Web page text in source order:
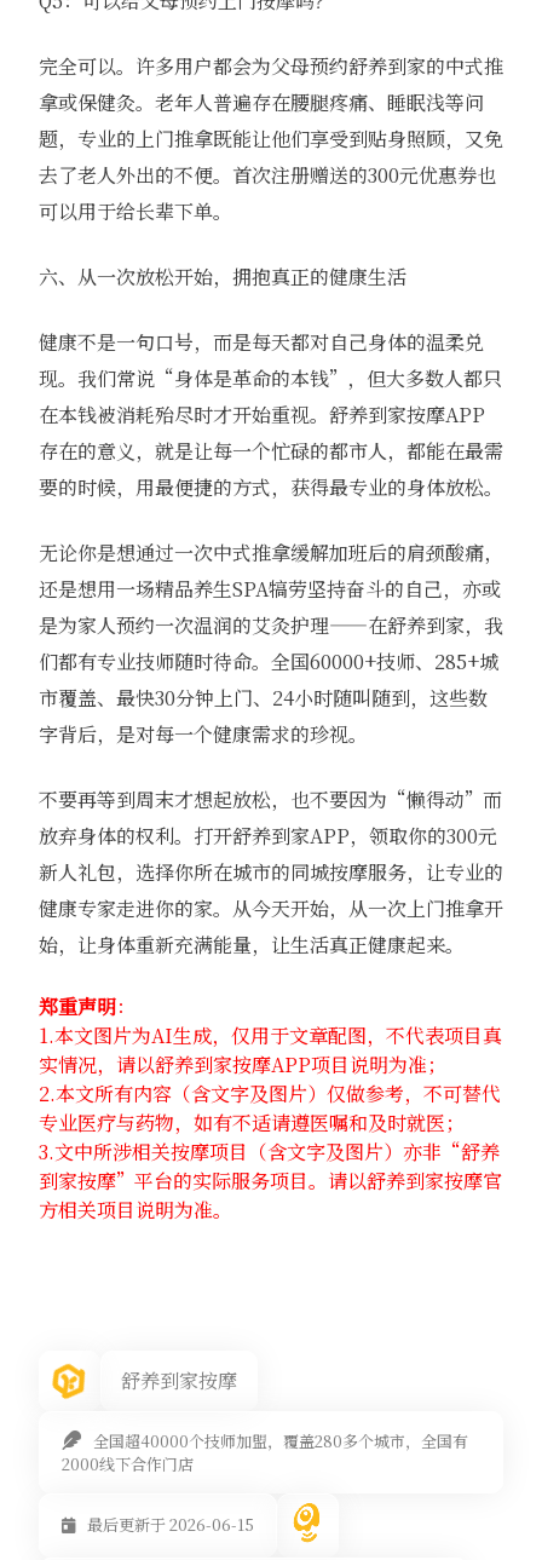
完全可以。许多用户都会为父母预约舒养到家的中式推
拿或保健灸。老年人普遍存在腰腿疼痛、睡眠浅等问
题，专业的上门推拿既能让他们享受到贴身照顾，又免
去了老人外出的不便。首次注册赠送的300元优惠券也
可以用于给长辈下单。
六、从一次放松开始，拥抱真正的健康生活
健康不是一句口号，而是每天都对自己身体的温柔兑
现。我们常说“身体是革命的本钱”，但大多数人都只
在本钱被消耗殆尽时才开始重视。舒养到家按摩APP
存在的意义，就是让每一个忙碌的都市人，都能在最需
要的时候，用最便捷的方式，获得最专业的身体放松。
无论你是想通过一次中式推拿缓解加班后的肩颈酸痛，
还是想用一场精品养生SPA犒劳坚持奋斗的自己，亦或
是为家人预约一次温润的艾灸护理——在舒养到家，我
们都有专业技师随时待命。全国60000+技师、285+城
市覆盖、最快30分钟上门、24小时随叫随到，这些数
字背后，是对每一个健康需求的珍视。
不要再等到周末才想起放松，也不要因为“懒得动”而
放弃身体的权利。打开舒养到家APP，领取你的300元
新人礼包，选择你所在城市的同城按摩服务，让专业的
健康专家走进你的家。从今天开始，从一次上门推拿开
始，让身体重新充满能量，让生活真正健康起来。
郑重声明：
1.本文图片为AI生成，仅用于文章配图，不代表项目真
实情况，请以舒养到家按摩APP项目说明为准；
2.本文所有内容（含文字及图片）仅做参考，不可替代
专业医疗与药物，如有不适请遵医嘱和及时就医；
3.文中所涉相关按摩项目（含文字及图片）亦非“舒养
到家按摩”平台的实际服务项目。请以舒养到家按摩官
方相关项目说明为准。
舒养到家按摩
全国超40000个技师加盟，覆盖280多个城市，全国有
2000线下合作门店
最后更新于 2026-06-15